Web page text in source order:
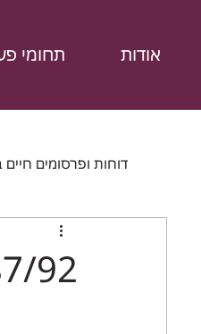
תחומי אודות
דוחות ופרסומים
מהתקשורת
1487/92 ראובן יוסף